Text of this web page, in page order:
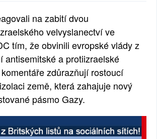
na zabití dvou
velvyslanectví ve
tím, že obvinili evropské vlády z
antisemitské a protiizraelské
zdůrazňují rostoucí
země, která zahajuje nový
pásmo Gazy.